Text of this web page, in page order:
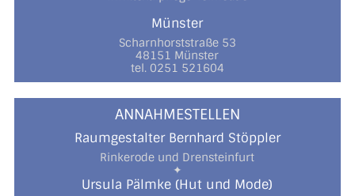
Münster
Scharnhorststraße 53
48151 Münster
tel. 0251 521604
ANNAHMESTELLEN
Raumgestalter Bernhard Stöppler
Rinkerode und Drensteinfurt
✦
Ursula Pälmke (Hut und Mode)